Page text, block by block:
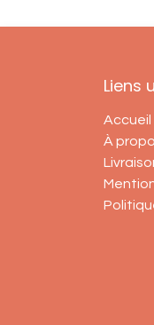
Liens
Accueil
À